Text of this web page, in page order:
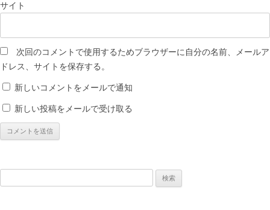
サイト
次回のコメントで使用するためブラウザーに自分の名前、メールア
ドレス、サイトを保存する。
新しいコメントをメールで通知
新しい投稿をメールで受け取る